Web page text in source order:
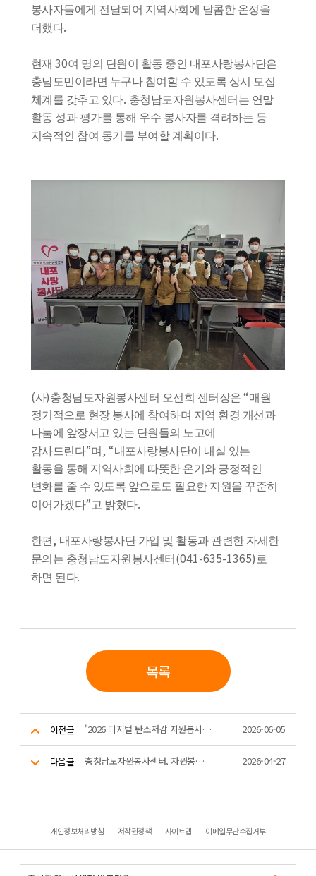
봉사자들에게 전달되어 지역사회에 달콤한 온정을
더했다.
현재30여 명의 단원이 활동 중인 내포사랑봉사단은
충남도민이라면 누구나 참여할 수 있도록 상시 모집
체계를 갖추고 있다. 충청남도자원봉사센터는 연말
활동 성과 평가를 통해 우수 봉사자를 격려하는 등
지속적인 참여 동기를 부여할 계획이다.
(사)충청남도자원봉사센터 오선희 센터장은“매월
정기적으로 현장 봉사에 참여하며 지역 환경 개선과
나눔에 앞장서고 있는 단원들의 노고에
감사드린다”며 , “내포사랑봉사단이 내실 있는
활동을 통해 지역사회에 따뜻한 온기와 긍정적인
변화를 줄 수 있도록 앞으로도 필요한 지원을 꾸준히
이어가겠다”고 밝혔다.
한편 , 내포사랑봉사단 가입 및 활동과 관련한 자세한
문의는 충청남도자원봉사센터 (041-635-1365) 로
하면 된다.
목록
이전글 '2026 디지털 탄소저감 자원봉사 그린웨일 교육' 본격 추진 2026-06-05
다음글 충청남도자원봉사센터, 자원봉사관리사 2급 자격과정 대면교육 성황리 마무리 2026-04-27
개인정보처리방침 저작권정책 사이트맵 이메일무단수집거부